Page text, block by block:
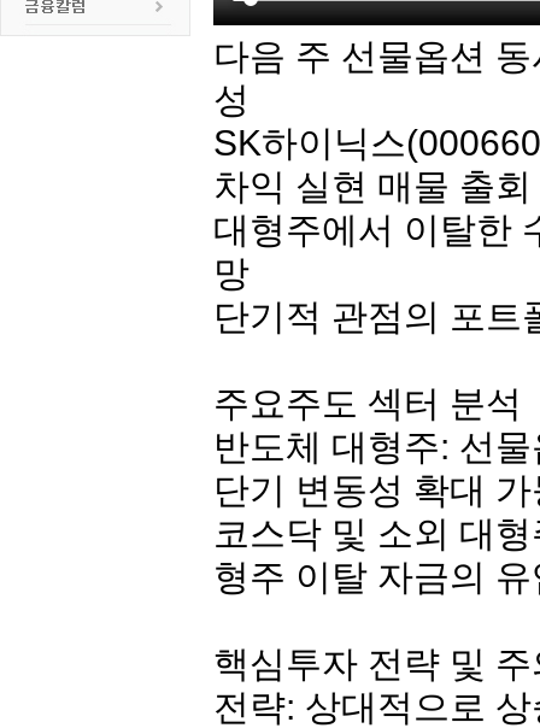
다음 주 선물옵션
성
SK하이닉스
차익 실현 매물 출
대형주에서 이탈한
망
단기적 관점의 포트
주요주도 섹터 분석
반도체 대형주: 선
단기 변동성 확대
코스닥 및 소외 대
형주 이탈 자금의
핵심투자 전략 및
전략: 상대적으로